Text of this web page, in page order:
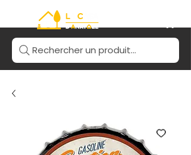
Rechercher un produit...